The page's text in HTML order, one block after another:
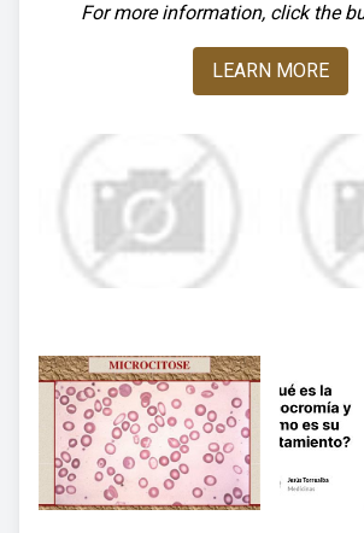
For more information, click the
LEARN MORE